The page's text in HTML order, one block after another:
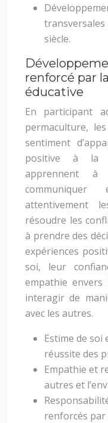
transversales
siècle.
renforcé par
éducative
En participant
permaculture,
sentiment
positive à la
apprennent
communiquer
attentivement
résoudre les
à prendre des
expériences
soi, leur
empathie
interagir de
avec les autres.
Estime de soi
réussite des
Empathie et
autres et
renforcés par